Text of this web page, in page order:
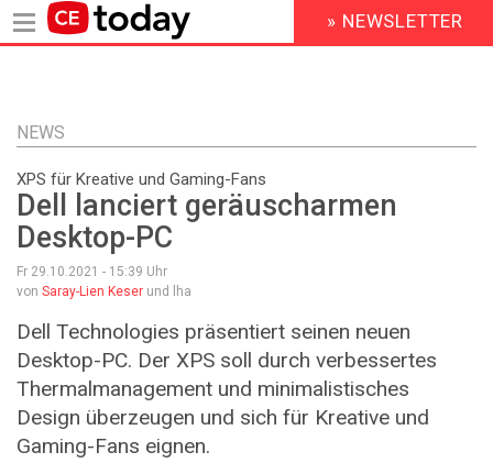
Inhalt
HEADER
MENU
» NEWSLETTER
NEWS
XPS für Kreative und Gaming-Fans
Dell lanciert geräuscharmen
Desktop-PC
Fr 29.10.2021 - 15:39 Uhr
von Saray-Lien Keser und lha
Dell Technologies präsentiert seinen neuen
Desktop-PC. Der XPS soll durch verbessertes
Thermalmanagement und minimalistisches
Design überzeugen und sich für Kreative und
Gaming-Fans eignen.